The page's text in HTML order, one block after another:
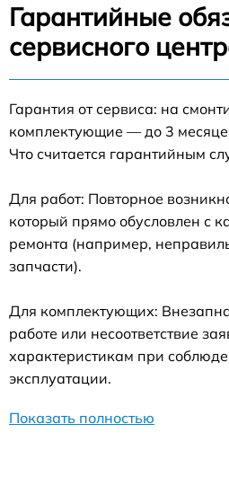
Гарантийные
сервисного
Гарантия от сервиса: на
комплектующие — до 3
Что считается гарантийным
Для работ: Повторное
который прямо обусловлен с
ремонта (например,
запчасти).
Для комплектующих:
работе или несоответствие
характеристикам при
эксплуатации.
Показать полностью